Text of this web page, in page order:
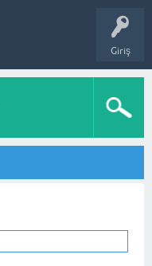
Giriş